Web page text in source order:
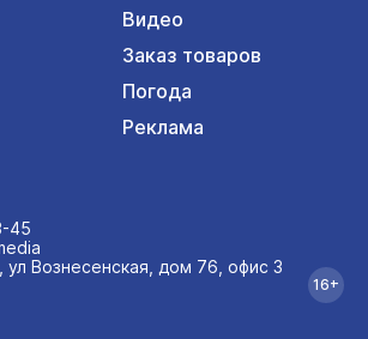
Видео
Заказ товаров
Погода
Реклама
45
ул Вознесенская, дом 76, офис 3
16+